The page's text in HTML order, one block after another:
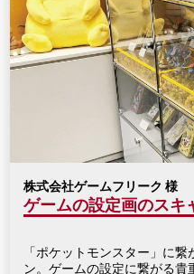
株式会社ゲームフリーク 様
ゲームの設定画のスキ
「ポケットモンスター」に
ン。ゲームの設定に繋がる